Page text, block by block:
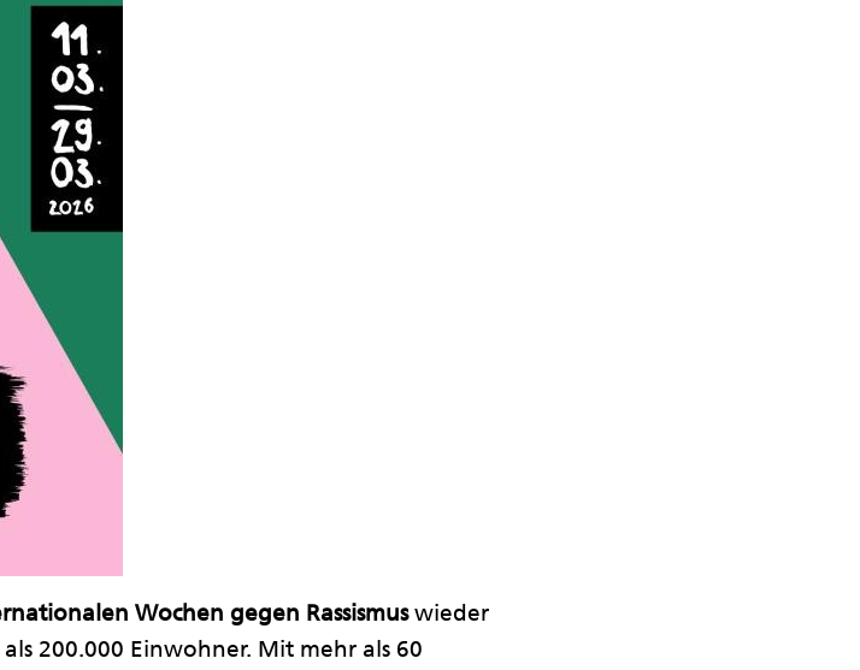
Wochen gegen Rassismuswieder
200.000 Einwohner. Mit mehr als 60